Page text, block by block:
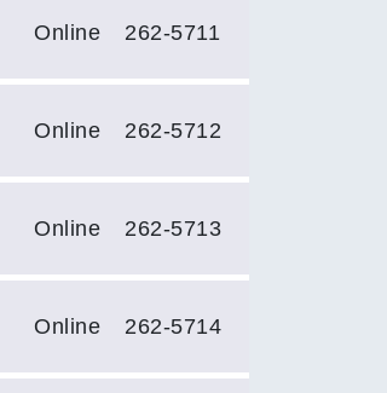
Online 262-5711
Online 262-5712
Online 262-5713
Online 262-5714